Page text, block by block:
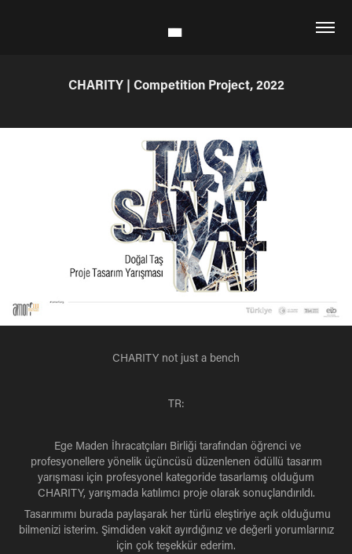
CHARITY | Competition Project, 2022
CHARITY not just a bench
TR:
Ege Maden İhracatçıları Birliği tarafından öğrenci ve
profesyonellere yönelik üçüncüsü düzenlenen ödüllü tasarım
yarışması için profesyonel kategoride tasarlamış olduğum
CHARITY,yarışmada katılımcı proje olarak sonuçlandırıldı.
Tasarımımı burada paylaşarak her türlü eleştiriye açık olduğumu
bilmenizi isterim. Şimdiden vakit ayırdığınız ve değerli yorumlarınız
için çok teşekkür ederim.